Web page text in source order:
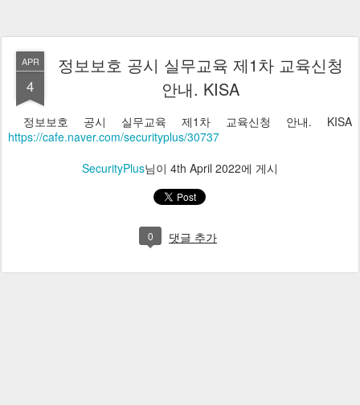
APR
4
정보보호 공시 실무교육 제1차 교육신청
안내. KISA
정보보호 공시 실무교육 제1차 교육신청 안내. KISA
https://cafe.naver.com/securityplus/30737
SecurityPlus님이 4th April 2022에 게시
0 댓글 추가